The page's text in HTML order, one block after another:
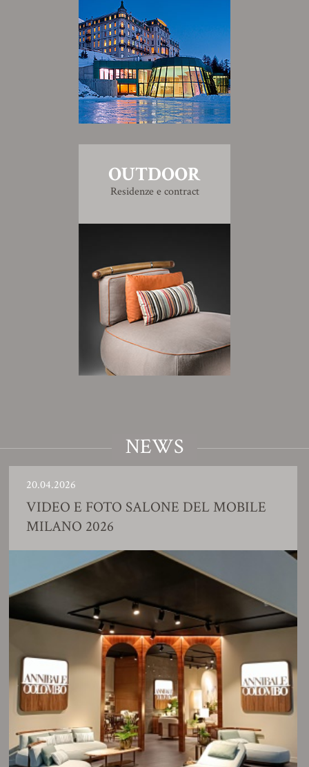
OUTDOOR
Residenze e contract
NEWS
E FOTO SALONE DEL MOBILE
2026